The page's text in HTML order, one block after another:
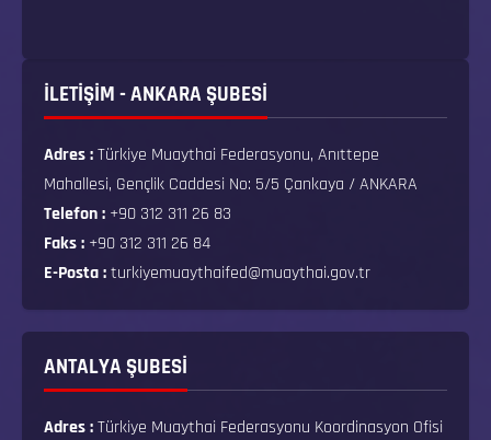
İLETİŞİM - ANKARA ŞUBESİ
Adres :Türkiye Muaythai Federasyonu, Anıttepe
Mahallesi, Gençlik Caddesi No: 5/5 Çankaya / ANKARA
Telefon : +90 312 311 26 83
Faks : +90 312 311 26 84
E-Posta :turkiyemuaythaifed@muaythai.gov.tr
ANTALYA ŞUBESİ
Adres :Türkiye Muaythai Federasyonu Koordinasyon Ofisi